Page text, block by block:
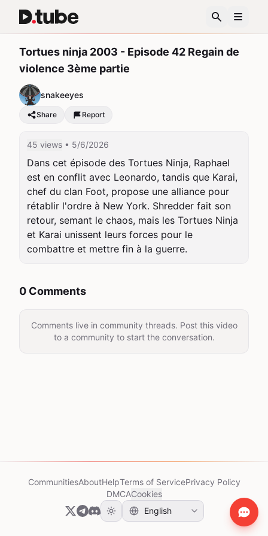
Tortues ninja 2003 - Episode 42 Regain de
violence 3ème partie
snakeeyes
Share Report
45 views • 5/6/2026
Dans cet épisode des Tortues Ninja, Raphael
est en conflit avec Leonardo, tandis que Karai,
chef du clan Foot, propose une alliance pour
rétablir l'ordre à New York. Shredder fait son
retour, semant le chaos, mais les Tortues Ninja
et Karai unissent leurs forces pour le
combattre et mettre fin à la guerre.
0 Comments
Comments live in community threads. Post this video
to a community to start the conversation.
CommunitiesAboutHelpTerms of ServicePrivacy Policy
DMCACookies